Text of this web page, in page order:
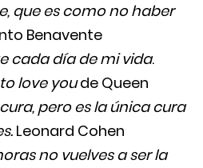
que es como no haber
Benavente
cada día de mi vida.
love youde Queen
pero es la única cura
Leonard Cohen
no vuelves a ser la